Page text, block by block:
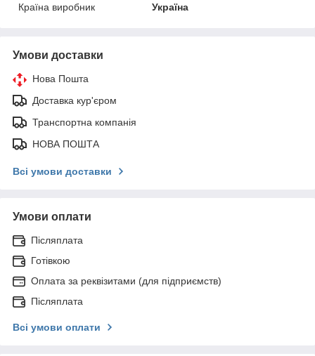
Країна виробник
Україна
Умови доставки
Нова Пошта
Доставка кур'єром
Транспортна компанія
НОВА ПОШТА
Всі умови доставки
Умови оплати
Післяплата
Готівкою
Оплата за реквізитами (для підприємств)
Післяплата
Всі умови оплати